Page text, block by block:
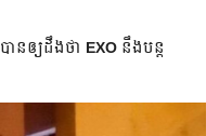
បាន​ឲ្យដឹងថា​ EXO នឹង​បន្ត